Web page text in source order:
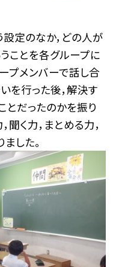
定のなか，どの人が
ことを各グループに
プメンバーで話し合
を行った後，解決す
とだったのかを振り
聞く力，まとめる力，
した。